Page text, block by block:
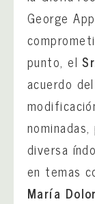
George
punto, el
acuerdo
diversa
en temas
María